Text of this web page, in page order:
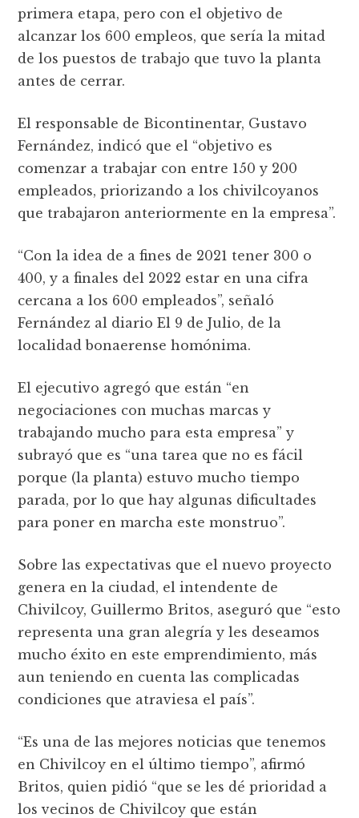
primera etapa, pero con el objetivo de
alcanzar los 600 empleos, que sería la mitad
de los puestos de trabajo que tuvo la planta
antes de cerrar.
El responsable de Bicontinentar, Gustavo
Fernández, indicó que el “objetivo es
comenzar a trabajar con entre 150 y 200
empleados, priorizando a los chivilcoyanos
que trabajaron anteriormente en la empresa”.
“Con la idea de a fines de 2021 tener 300 o
400, y a finales del 2022 estar en una cifra
cercana a los 600 empleados”, señaló
Fernández al diario El 9 de Julio, de la
localidad bonaerense homónima.
El ejecutivo agregó que están “en
negociaciones con muchas marcas y
trabajando mucho para esta empresa” y
subrayó que es “una tarea que no es fácil
porque (la planta) estuvo mucho tiempo
parada, por lo que hay algunas dificultades
para poner en marcha este monstruo”.
Sobre las expectativas que el nuevo proyecto
genera en la ciudad, el intendente de
Chivilcoy, Guillermo Britos, aseguró que “esto
representa una gran alegría y les deseamos
mucho éxito en este emprendimiento, más
aun teniendo en cuenta las complicadas
condiciones que atraviesa el país”.
“Es una de las mejores noticias que tenemos
en Chivilcoy en el último tiempo”, afirmó
Britos, quien pidió “que se les dé prioridad a
los vecinos de Chivilcoy que están